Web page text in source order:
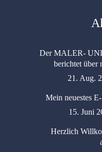
Der MALER-
berichtet über
21. Aug.
Mein neuestes
15. Juni
Herzlich